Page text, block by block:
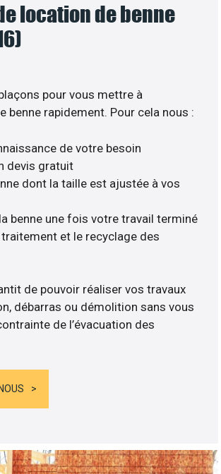
location de benne
pour vous mettre à
benne rapidement. Pour cela nous :
de votre besoin
devis gratuit
dont la taille est ajustée à vos
benne une fois votre travail terminé
et le recyclage des
de pouvoir réaliser vos travaux
débarras ou démolition sans vous
de l’évacuation des